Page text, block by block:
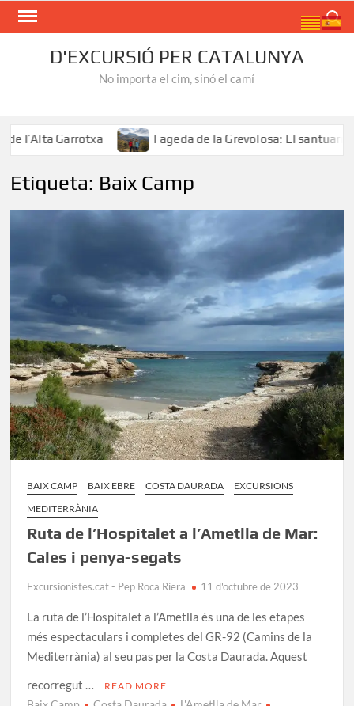
Skip
D'EXCURSIÓ PER CATALUNYA
No importa el cim, sinó el camí
Garrotxa Fageda de la Grevolosa: El santuari dels
Etiqueta: Baix Camp
BAIX CAMP BAIX EBRE COSTA DAURADA
EXCURSIONS
MEDITERRÀNIA
Ruta de l’Hospitalet a l’Ametlla de Mar:
Cales i penya-segats
Excursionistes.cat - Pep Roca Riera 11 d'octubre de 2023
La ruta de l’Hospitalet a l’Ametlla és una de les etapes
més espectaculars i completes del GR-92 (Camins de la
Mediterrània) al seu pas per la Costa Daurada. Aquest
recorregut …
READ MORE